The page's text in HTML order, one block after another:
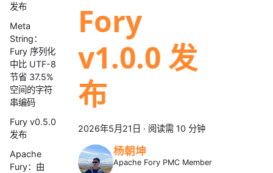
发布
Meta
String：
Fury 序列化
中比 UTF-8
节省 37.5%
空间的字符
串编码
Fury v0.5.0
发布
Apache
Fury：由
Fory
v1.0.0 发
布
2026年5月21日 · 阅读需 10 分钟
杨朝坤
Apache Fory PMC Member